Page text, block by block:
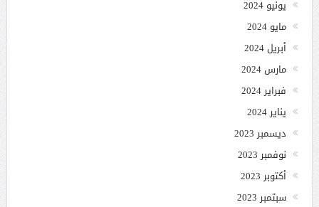
يونيو 2024
مايو 2024
أبريل 2024
مارس 2024
فبراير 2024
يناير 2024
ديسمبر 2023
نوفمبر 2023
أكتوبر 2023
سبتمبر 2023